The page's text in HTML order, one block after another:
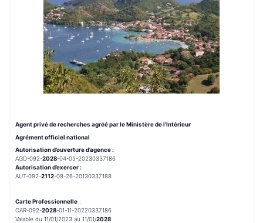
Agent privé de recherches agréé par le Ministère de l’Intérieur
Agrément officiel national
Autorisation d’ouverture d’agence :
AGD-092-2028-04-05-20230337186
Autorisation d’exercer :
AUT-092-2112-08-26-20130337188
Carte Professionnelle :
CAR-092-2028-01-11-20220337186
Valable du 11/01/2023 au 11/01/2028